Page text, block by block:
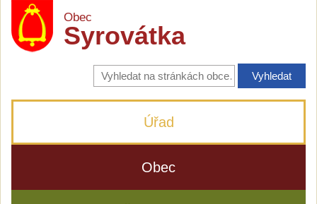
Obec
Syrovátka
Vyhledávání
na
stránkách
Úřad
Obec